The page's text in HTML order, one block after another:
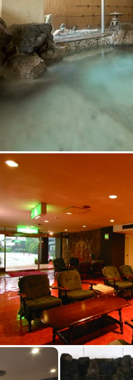
岐阜県アウトドア観光キャン
ペーン
岐阜県観光データベース
旅行会社・観光事業者の皆様へ
動画ライブラリー
広告掲載